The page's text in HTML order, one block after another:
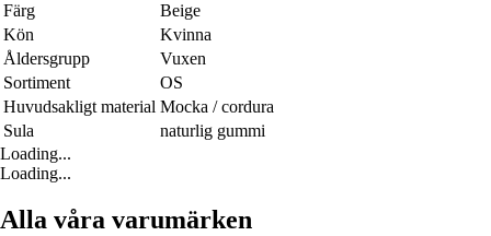
Färg
Beige
Kön
Kvinna
Åldersgrupp
Vuxen
Sortiment
OS
Huvudsakligt material Mocka / cordura
Sula
naturlig gummi
Loading...
Loading...
Alla våra varumärken